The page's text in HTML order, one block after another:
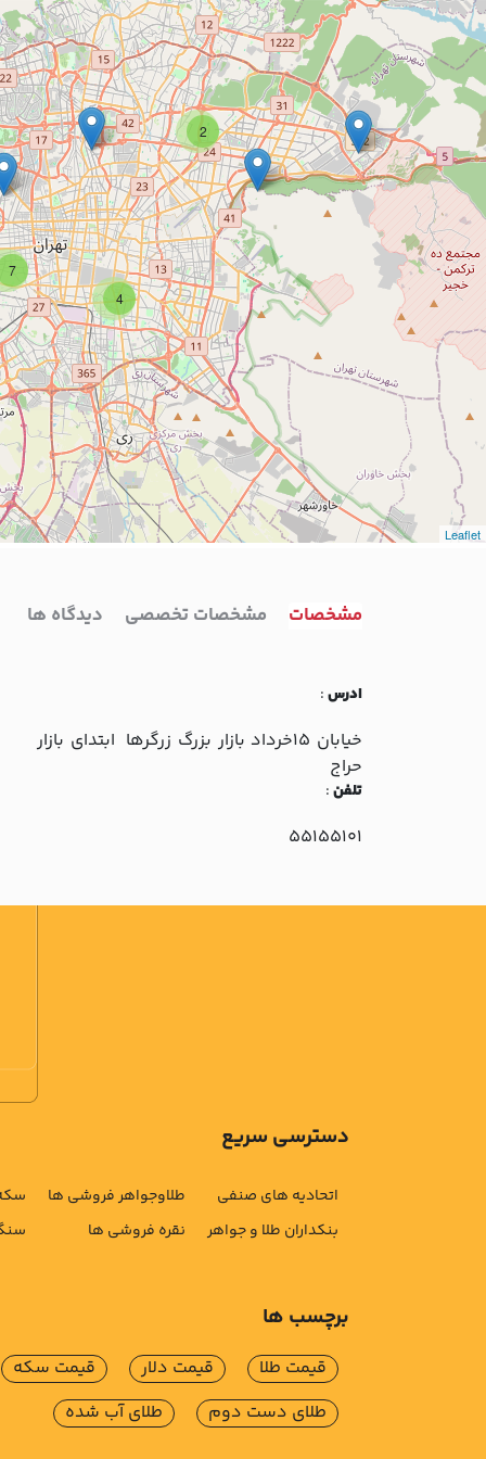
7
2
4
Leaflet
مشخصات مشخصات تخصصی دیدگاه ها
ادرس:
خيابان 15خرداد بازار بزرگ زرگرها ابتداي بازار
حراج
تلفن:
55155101
دسترسی سریع
اتحادیه های صنفی
بنکداران طلا و جواهر
طلاوجواهر فروشی ها
نقره فروشی ها
برچسب ها
قیمت طلا قیمت دلار
قیمت سکه
طلای دست دوم
طلای آب شده